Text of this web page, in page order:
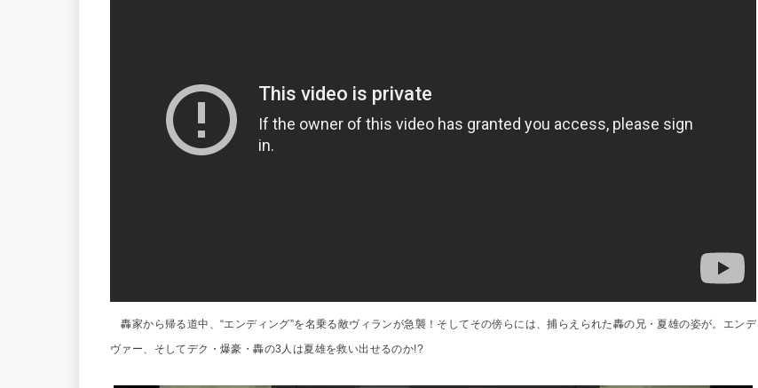
轟家から帰る道中、“エンディング”を名乗る敵ヴィランが急襲！そしてその傍らには、捕らえられた轟の兄・夏雄の姿が。エンデ
ヴァー、そしてデク・爆豪・轟の3人は夏雄を救い出せるのか!?